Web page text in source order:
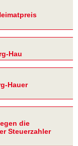
Hau
Hauer
die
Steuerzahler